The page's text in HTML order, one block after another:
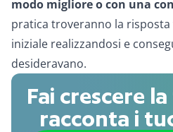
modo migliore o con una
pratica troveranno la
iniziale realizzandosi e
desideravano.
Fai crescere
racconta i